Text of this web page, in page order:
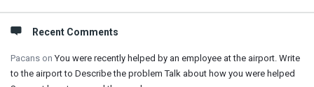
Recent Comments
Pacans onYou were recently helped by an employee at the airport. Write
to the airport to Describe the problem Talk about how you were helped